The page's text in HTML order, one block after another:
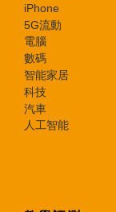
iPhone
5G流動
電腦
數碼
智能家居
科技
汽車
人工智能